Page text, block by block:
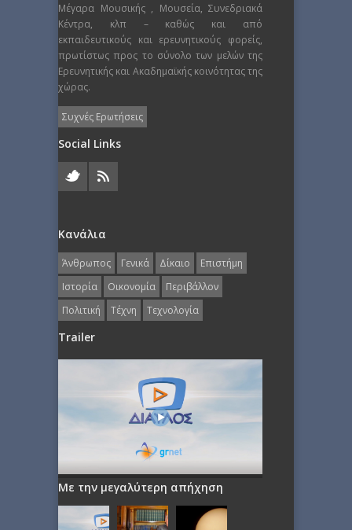
Μέγαρα Μουσικής , Μουσεία, Συνεδριακά
Κέντρα, κλπ – καθώς και από
εκπαιδευτικούς και ερευνητικούς φορείς,
πρωτίστως προς το σύνολο των μελών της
Ερευνητικής και Ακαδημαϊκής κοινότητας της
χώρας.
Συχνές Ερωτήσεις
Social Links
Κανάλια
Άνθρωπος Γενικά Δίκαιο
Επιστήμη
Ιστορία
Οικονομία
Περιβάλλον
Πολιτική
Τέχνη Τεχνολογία
Trailer
Με την μεγαλύτερη απήχηση